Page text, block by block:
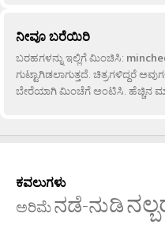
ನೀವೂ ಬರೆಯಿರಿ
ಬರಹಗಳನ್ನು ಇಲ್ಲಿಗೆ ಮಿಂಚಿಸಿ:
ಗುಟ್ಟಾಗಿಡಲಾಗುತ್ತದೆ. ಚಿತ್ರಗಳಿದ್ದರೆ
ಬೇರೆಯಾಗಿ ಮಿಂಚೆಗೆ ಅಂಟಿಸಿ. ಹೆಚ್ಚಿನ
ಕವಲುಗಳು
ಅರಿಮೆನಡೆ-ನುಡಿ